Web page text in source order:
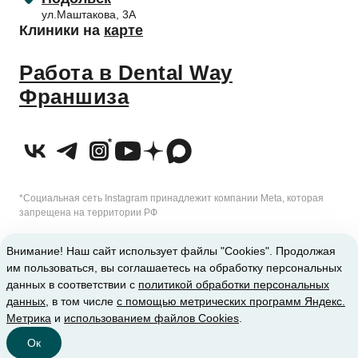
Внимание! Наш сайт использует файлы "Cookies". Продолжая
им пользоваться, вы соглашаетесь на обработку персональных
данных в соответствии с политикой обработки персональных
данных , в том числе с помощью метрических программ Яндекс.
Метрика и использованием файлов Cookies
Ок
ул.Маштакова, 3А
Клиники на карте
Работа в Dental Way
Франшиза
*Социальная сеть Instagram принадлежит компании Meta, которая
запрещена на территории РФ
ИМЕЮТСЯ ПРОТИВОПОКАЗАНИЯ. ТРЕБУЕТСЯ КОНСУЛЬТАЦИЯ
СПЕЦИАЛИСТА